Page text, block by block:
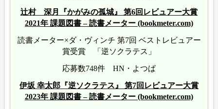
辻村 深月『かがみの孤城』 第6回レビュアー大賞
2021年 課題図書 – 読書メーター (bookmeter.com)
読書メーター×ダ・ヴィンチ 第7回 ベストレビュアー
賞受賞 「逆ソクラテス」
応募数748件 HN・よつば
伊坂 幸太郎『逆ソクラテス』 第7回レビュアー大賞
2023年 課題図書 – 読書メーター (bookmeter.com)